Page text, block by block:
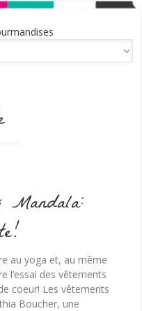
Mandala:
au yoga et, au même
l’essai des vêtements
coeur! Les vêtements
Boucher, une